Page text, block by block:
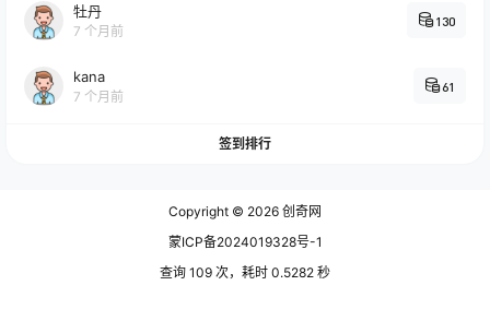
牡丹
7 个月前
130
kana
7 个月前
61
签到排行
Copyright © 2026 创奇网
蒙ICP备2024019328号-1
查询 109 次，耗时 0.5282 秒